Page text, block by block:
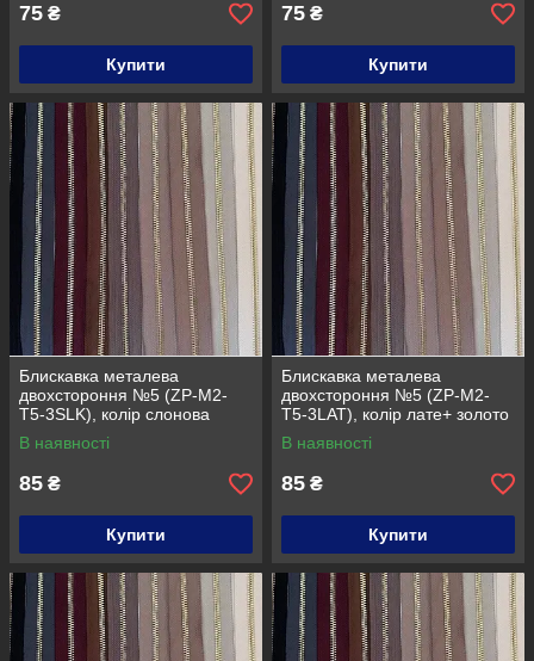
75 ₴
Купити
75 ₴
Купити
Блискавка металева
двохстороння №5 (ZP-M2-
T5-3SLK), колір слонова
кістка + золото
В наявності
85 ₴
Купити
Блискавка металева
двохстороння №5 (ZP-M2-
T5-3LAT), колір лате+ золото
В наявності
85 ₴
Купити